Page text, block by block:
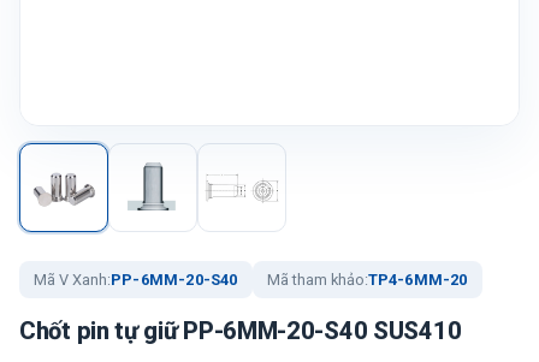
Mã V Xanh:PP-6MM-20-S40 Mã tham khảo:TP4-6MM-20
Chốt pin tự giữ PP-6MM-20-S40 SUS410